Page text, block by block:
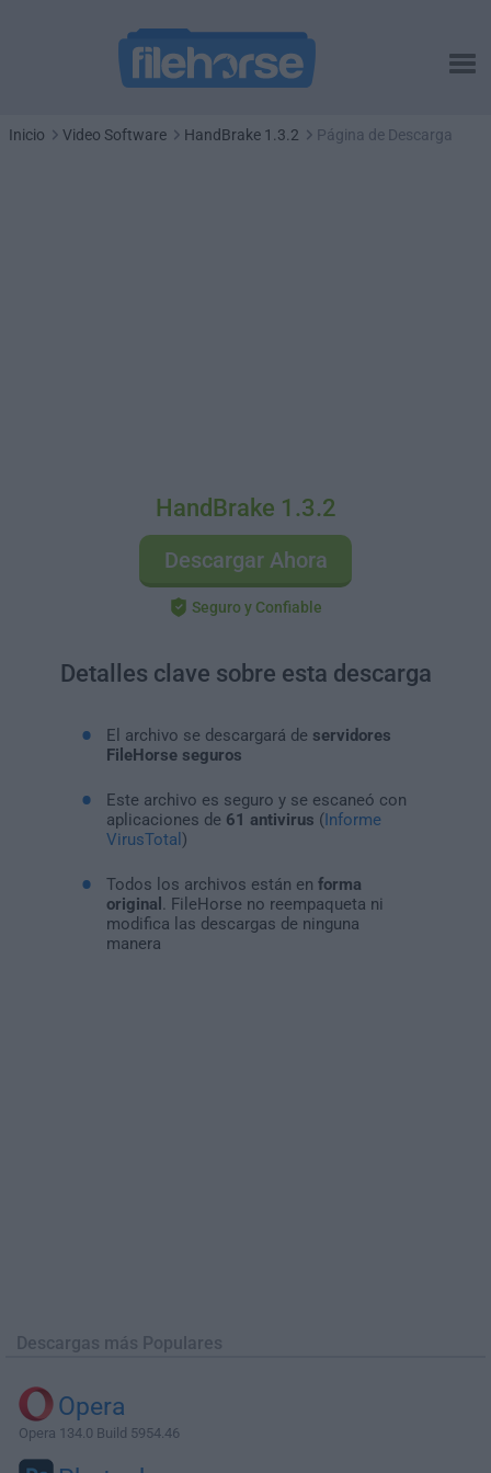
Inicio Video Software HandBrake 1.3.2 Página de Descarga
HandBrake 1.3.2
Descargar Ahora
Seguro y Confiable
Detalles clave sobre esta descarga
El archivo se descargará de servidores
FileHorse seguros
Este archivo es seguro y se escaneó con
aplicaciones de 61 antivirus (Informe
VirusTotal )
Todos los archivos están en forma
original
. FileHorse no reempaqueta ni
modifica las descargas de ninguna
manera
Descargas más Populares
Opera
Opera 134.0 Build 5954.46